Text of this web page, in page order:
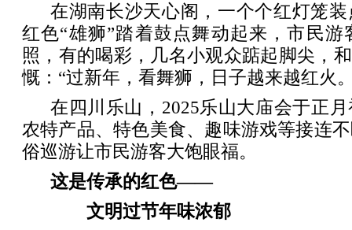
在湖南长沙天心阁，一个个红灯笼
红色“雄狮”踏着鼓点舞动起来，市民
照，有的喝彩，几名小观众踮起脚尖，
慨：“过新年，看舞狮，日子越来越红火
在四川乐山，2025乐山大庙会于正
农特产品、特色美食、趣味游戏等接连
俗巡游让市民游客大饱眼福。
这是传承的红色——
文明过节年味浓郁